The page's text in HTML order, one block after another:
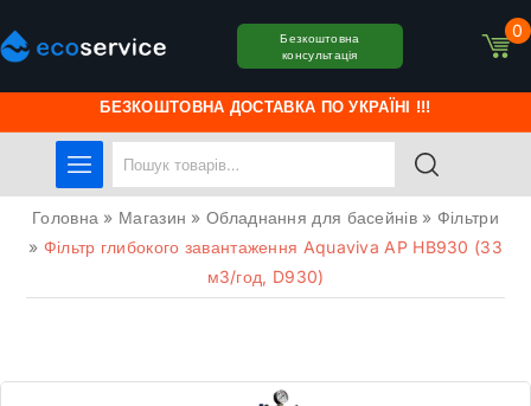
БЕЗКОШТОВНА ДОСТАВКА ПО УКРАЇНІ !!!
Безкоштовна
консультація
0
Головна » Магазин »Обладнання для басейнів» Фільтри
» Фільтр глибокого завантаження Aquaviva AP HB930 (33
м3/год, D930)